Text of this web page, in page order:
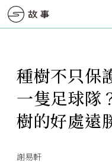
種樹不只保
一隻足球隊
樹的好處遠
謝易軒